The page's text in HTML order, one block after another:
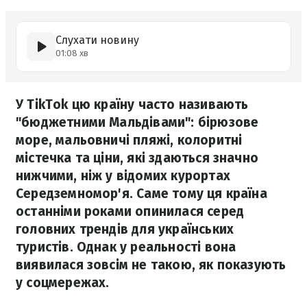
Слухати новину
01:08 хв
У TikTok цю країну часто називають
"бюджетними Мальдівами": бірюзове
море, мальовничі пляжі, колоритні
містечка та ціни, які здаються значно
нижчими, ніж у відомих курортах
Середземномор'я. Саме тому ця країна
останніми роками опинилася серед
головних трендів для українських
туристів. Однак у реальності вона
виявилася зовсім не такою, як показують
у соцмережах.